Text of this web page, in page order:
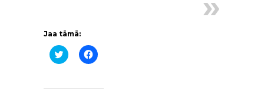
Jaa tämä:
Jaa
Twitterissä(Avautuu
Jaa
Facebookissa(Avautuu